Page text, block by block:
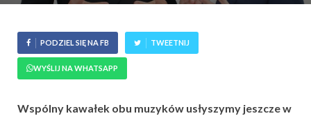
PODZIEL SIĘ NA FB TWEETNIJ
WYŚLIJ NA WHATSAPP
Wspólny kawałek obu muzyków usłyszymy jeszcze w